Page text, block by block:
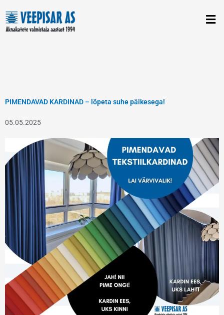
to
content
PIMENDAVAD KARDINAD – lõpeta suhe päikesega!
05.05.2025